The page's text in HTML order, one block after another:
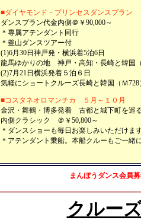
■ダイヤモンド・プリンセスダンスプラン
ダンスプラン代金内側＠￥90,000～
＊専属アテンダント同行
＊釜山ダンスツアー付
(1)6月30日神戸発・横浜着5泊6日
龍馬ゆかりの地 神戸・高知・長崎と韓国
(2)7月21日横浜発着５泊６日
気軽にショートクルーズ長崎と韓国（Ｍ728
■コスタネオロマンチカ ５月～１０月
金沢・舞鶴・博多発着 古都と城下町を巡
内側クラシック ＠￥50,800～
＊ダンスショーも毎日お楽しみいただけま
＊アテンダント乗船。本船クルーもご一緒
まんぼうダンス会員
クルー